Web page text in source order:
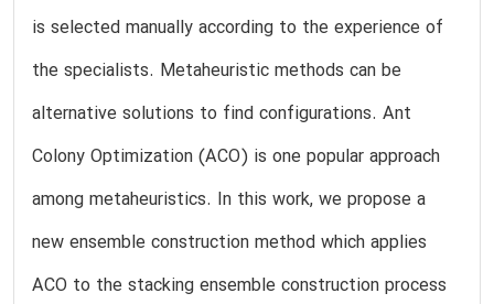
is selected manually according to the experience of
the specialists. Metaheuristic methods can be
alternative solutions to find configurations. Ant
Colony Optimization (ACO) is one popular approach
among metaheuristics. In this work, we propose a
new ensemble construction method which applies
ACO to the stacking ensemble construction process